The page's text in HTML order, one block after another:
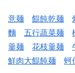
意麺 餛飩乾麺
麵
五行蔬菜麺
羹麺
花枝羹麺
鮮肉大餛飩麺
蚵